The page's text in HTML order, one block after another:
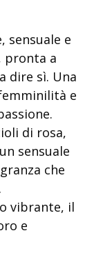
sensuale e
pronta a
dire sì. Una
e
di rosa,
sensuale
che
vibrante, il
e